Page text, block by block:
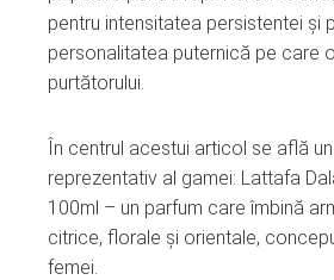
pentru intensitatea persistentei și
personalitatea puternică pe care
purtătorului.
În centrul acestui articol se află
reprezentativ al gamei: Lattafa
100ml – un parfum care îmbină
citrice, florale și orientale,
femei.